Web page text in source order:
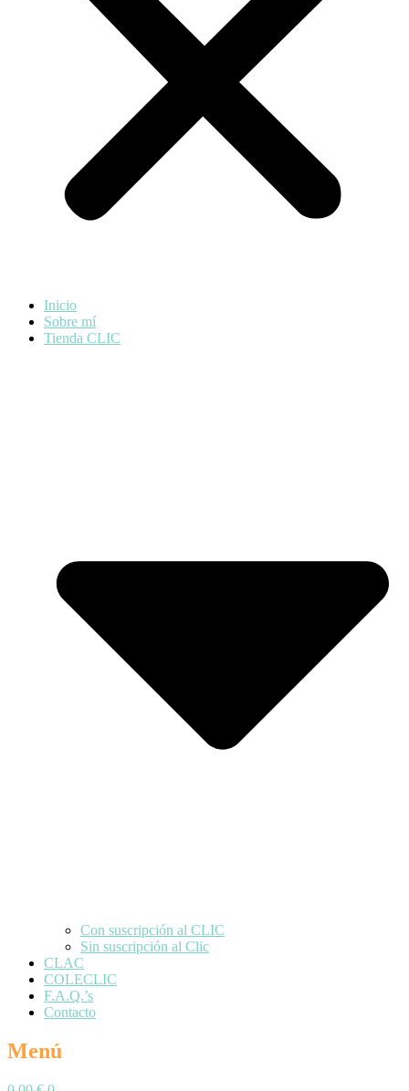
Inicio
Sobre mí
Tienda CLIC
Con suscripción al CLIC
Sin suscripción al Clic
CLAC
COLECLIC
F.A.Q.’s
Contacto
Menú